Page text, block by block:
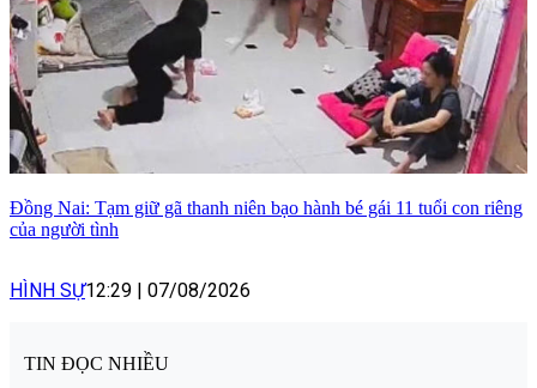
Đồng Nai: Tạm giữ gã thanh niên bạo hành bé gái 11 tuổi con riêng
của người tình
HÌNH SỰ12:29 07/08/2026
TIN ĐỌC NHIỀU